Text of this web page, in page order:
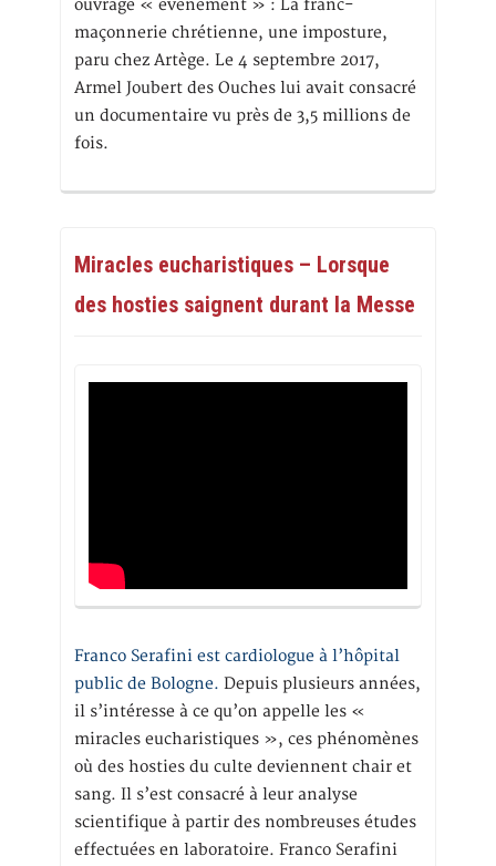
ouvrage « événement » : La franc-
maçonnerie chrétienne, une imposture,
paru chez Artège. Le 4 septembre 2017,
Armel Joubert des Ouches lui avait consacré
un documentaire vu près de 3,5 millions de
fois.
Miracles eucharistiques – Lorsque
des hosties saignent durant la Messe
Franco Serafini est cardiologue à l’hôpital
public de Bologne. Depuis plusieurs années,
il s’intéresse à ce qu’on appelle les «
miracles eucharistiques », ces phénomènes
où des hosties du culte deviennent chair et
sang. Il s’est consacré à leur analyse
scientifique à partir des nombreuses études
effectuées en laboratoire. Franco Serafini